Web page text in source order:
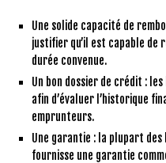
Une solide capacité de
justifier qu’il est capable de
durée convenue.
Un bon dossier de crédit :
afin d’évaluer l’historique
emprunteurs.
Une garantie : la plupart des
fournisse une garantie